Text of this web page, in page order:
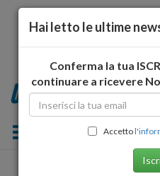
Toggle
Hai letto le ultime
Conferma la tua
continuare a ricevere
Accetto